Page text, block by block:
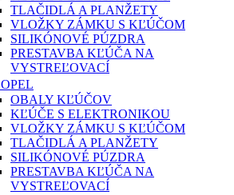
TLAČIDLÁ A PLANŽETY
VLOŽKY ZÁMKU S KĽÚČOM
SILIKÓNOVÉ PÚZDRA
PRESTAVBA KĽÚČA NA
VYSTREĽOVACÍ
OPEL
OBALY KĽÚČOV
KĽÚČE S ELEKTRONIKOU
VLOŽKY ZÁMKU S KĽÚČOM
TLAČIDLÁ A PLANŽETY
SILIKÓNOVÉ PÚZDRA
PRESTAVBA KĽÚČA NA
VYSTREĽOVACÍ